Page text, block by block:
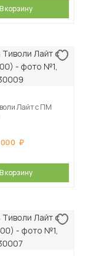
В корзину
Лайт с ПМ
В корзину